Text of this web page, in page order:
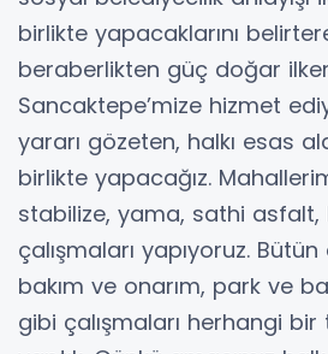
birlikte yapacaklarını
beraberlikten güç doğar
Sancaktepe’mize hizmet
yararı gözeten, halkı esas
birlikte yapacağız.
stabilize, yama, sathi asfalt,
çalışmaları yapıyoruz. Bütün
bakım ve onarım, park ve
gibi çalışmaları herhangi bir